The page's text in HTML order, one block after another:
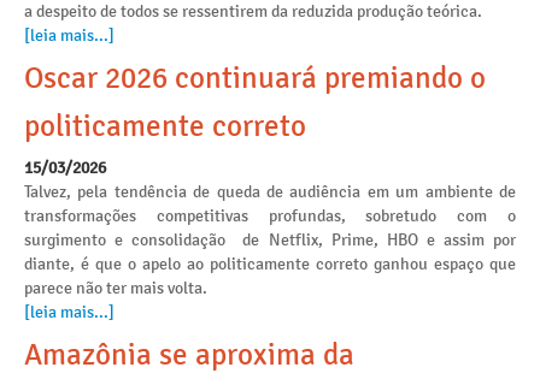
a despeito de todos se ressentirem da reduzida produção teórica.
[leia mais...]
Oscar 2026 continuará premiando o
politicamente correto
15/03/2026
Talvez, pela tendência de queda de audiência em um ambiente de
transformações competitivas profundas, sobretudo com o
surgimento e consolidação de Netflix, Prime, HBO e assim por
diante, é que o apelo ao politicamente correto ganhou espaço que
parece não ter mais volta.
[leia mais...]
Amazônia se aproxima da